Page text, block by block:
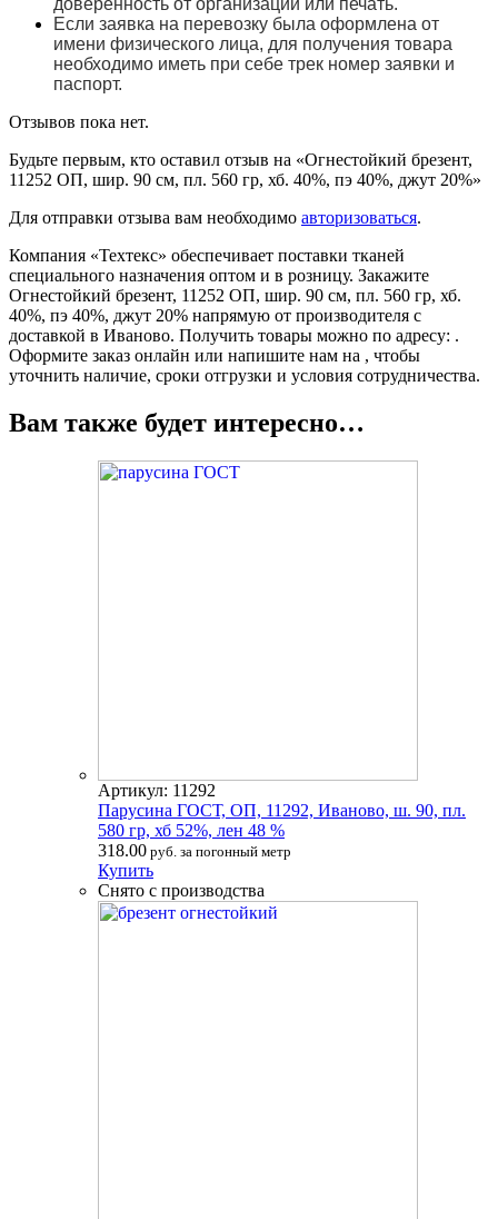
Если заявка на перевозку была оформлена от
имени физического лица, для получения товара
необходимо иметь при себе трек номер заявки и
паспорт.
Отзывов пока нет.
Будьте первым, кто оставил отзыв на «Огнестойкий брезент,
11252 ОП, шир. 90 см, пл. 560 гр, хб. 40%, пэ 40%, джут 20%»
Для отправки отзыва вам необходимо авторизоваться.
Компания «Техтекс» обеспечивает поставки тканей
специального назначения оптом и в розницу. Закажите
Огнестойкий брезент, 11252 ОП, шир. 90 см, пл. 560 гр, хб.
40%, пэ 40%, джут 20% напрямую от производителя с
доставкой в Иваново. Получить товары можно по адресу: .
Оформите заказ онлайн или напишите нам на , чтобы
уточнить наличие, сроки отгрузки и условия сотрудничества.
Вам также будет интересно…
Артикул: 11292
Парусина ГОСТ, ОП, 11292, Иваново, ш. 90, пл.
580 гр, хб 52%, лен 48 %
318.00 руб. за погонный метр
Купить
Снято с производства